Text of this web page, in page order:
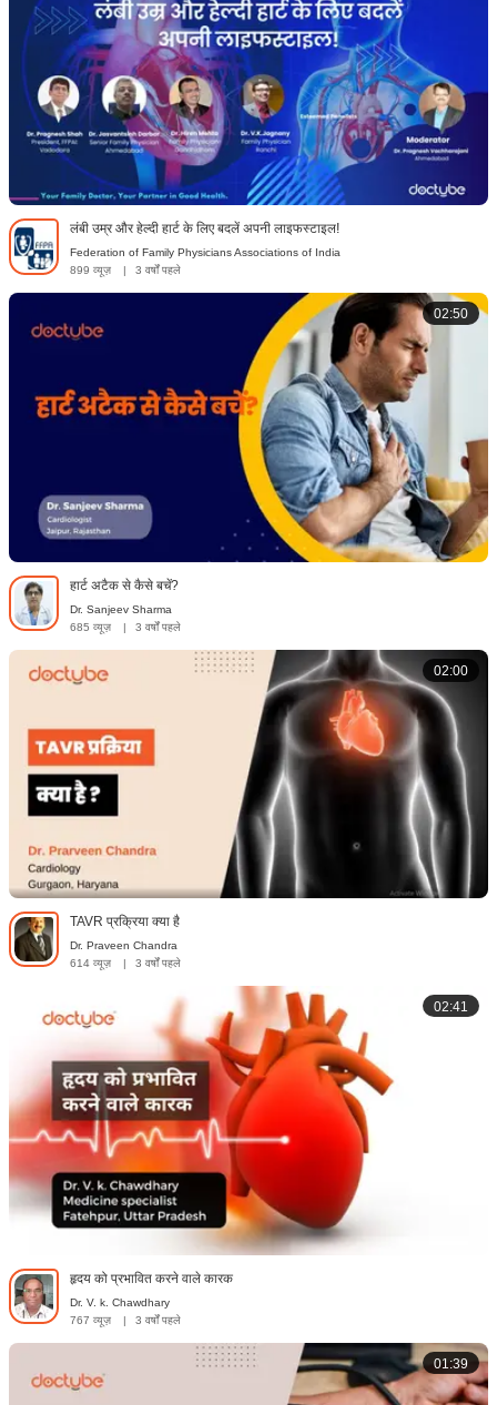
लंबी उम्र और हेल्दी हार्ट के लिए बदलें अपनी लाइफस्टाइल!
Federation of Family Physicians Associations of India
899 व्यूज़
3 वर्षों पहले
02:50
हार्ट अटैक से कैसे बचें?
Dr. Sanjeev Sharma
685 व्यूज़
3 वर्षों पहले
02:00
TAVR प्रक्रिया क्या है
Dr. Praveen Chandra
614 व्यूज़
| 3 वर्षों पहले
02:41
हृदय को प्रभावित करने वाले कारक
Dr. V. k. Chawdhary
767 व्यूज़
| 3 वर्षों पहले
01:39